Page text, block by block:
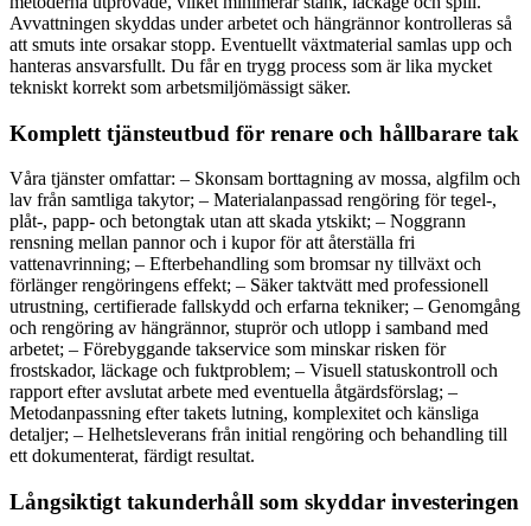
Avvattningen skyddas under arbetet och hängrännor kontrolleras så
att smuts inte orsakar stopp. Eventuellt växtmaterial samlas upp och
hanteras ansvarsfullt. Du får en trygg process som är lika mycket
tekniskt korrekt som arbetsmiljömässigt säker.
Komplett tjänsteutbud för renare och hållbarare tak
Våra tjänster omfattar: – Skonsam borttagning av mossa, algfilm och
lav från samtliga takytor; – Materialanpassad rengöring för tegel-,
plåt-, papp- och betongtak utan att skada ytskikt; – Noggrann
rensning mellan pannor och i kupor för att återställa fri
vattenavrinning; – Efterbehandling som bromsar ny tillväxt och
förlänger rengöringens effekt; – Säker taktvätt med professionell
utrustning, certifierade fallskydd och erfarna tekniker; – Genomgång
och rengöring av hängrännor, stuprör och utlopp i samband med
arbetet; – Förebyggande takservice som minskar risken för
frostskador, läckage och fuktproblem; – Visuell statuskontroll och
rapport efter avslutat arbete med eventuella åtgärdsförslag; –
Metodanpassning efter takets lutning, komplexitet och känsliga
detaljer; – Helhetsleverans från initial rengöring och behandling till
ett dokumenterat, färdigt resultat.
Långsiktigt takunderhåll som skyddar investeringen